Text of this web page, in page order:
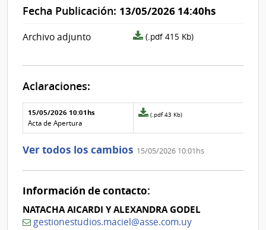
Fecha Publicación: 13/05/2026 14:40hs
Archivo adjunto
archivo
(.pdf 415 Kb)
Aclaraciones:
Aclaraciones del llamado
Fecha y
texto de
la
Archivo
de la
15/05/2026 10:01hs
Acta de Apertura
Archivo
de
aclaración
0
(.pdf 43 Kb)
Ver todos los cambios 15/05/2026 10:01hs
Información de contacto:
NATACHA AICARDI Y ALEXANDRA GODEL
gestionestudios.maciel@asse.com.uy